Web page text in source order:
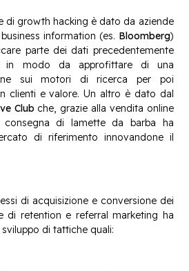
di growth hacking è dato da aziende
information (es. Bloomberg)
parte dei dati precedentemente
in modo da approfittare di una
sui motori di ricerca per poi
clienti e valore. Un altro è dato dal
Club che, grazie alla vendita online
consegna di lamette da barba ha
di riferimento innovandone il
di acquisizione e conversione dei
di retention e referral marketing ha
di tattiche quali: